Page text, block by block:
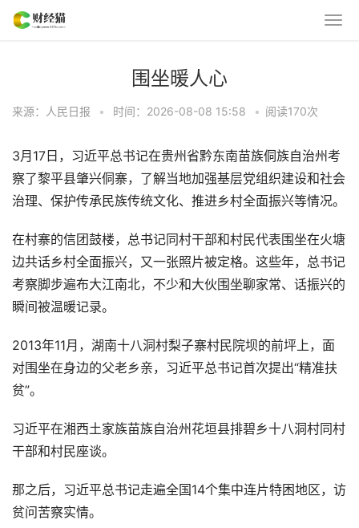
围坐暖人心
来源：人民日报 • 时间：2026-08-08 15:58 • 阅读170次
3月17日，习近平总书记在贵州省黔东南苗族侗族自治州考
察了黎平县肇兴侗寨，了解当地加强基层党组织建设和社会
治理、保护传承民族传统文化、推进乡村全面振兴等情况。
在村寨的信团鼓楼，总书记同村干部和村民代表围坐在火塘
边共话乡村全面振兴，又一张照片被定格。这些年，总书记
考察脚步遍布大江南北，不少和大伙围坐聊家常、话振兴的
瞬间被温暖记录。
2013年11月，湖南十八洞村梨子寨村民院坝的前坪上，面
对围坐在身边的父老乡亲，习近平总书记首次提出“精准扶
贫”。
习近平在湘西土家族苗族自治州花垣县排碧乡十八洞村同村
干部和村民座谈。
那之后，习近平总书记走遍全国14个集中连片特困地区，访
贫问苦察实情。